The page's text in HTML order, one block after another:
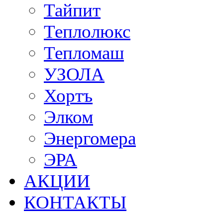
Тайпит
Теплолюкс
Тепломаш
УЗОЛА
Хортъ
Элком
Энергомера
ЭРА
АКЦИИ
КОНТАКТЫ